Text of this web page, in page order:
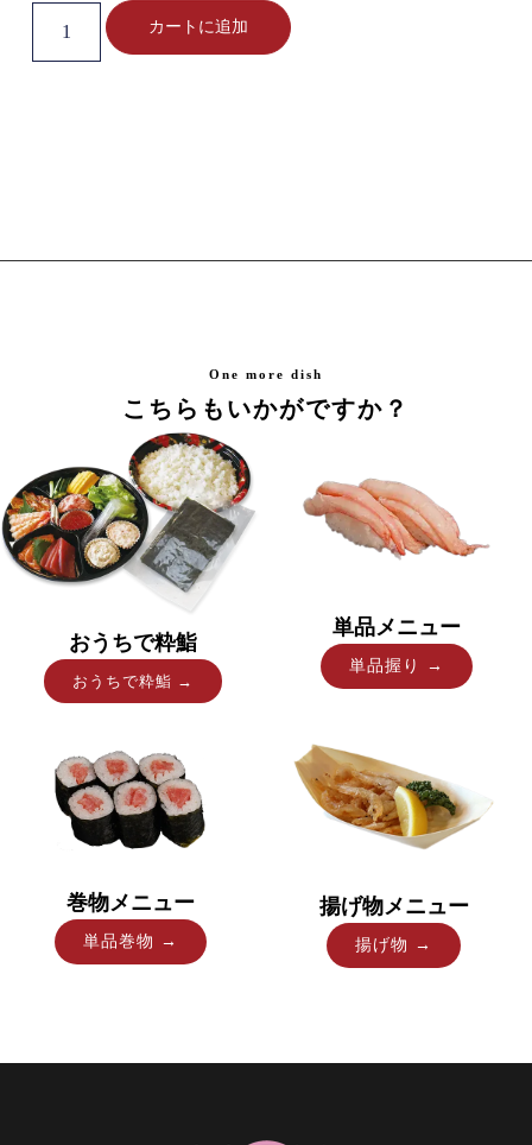
カートに追加
One more dish
こちらもいかがですか？
おうちで粋鮨
おうちで粋鮨 →
単品メニュー
単品握り →
巻物メニュー
単品巻物 →
揚げ物メニュー
揚げ物 →